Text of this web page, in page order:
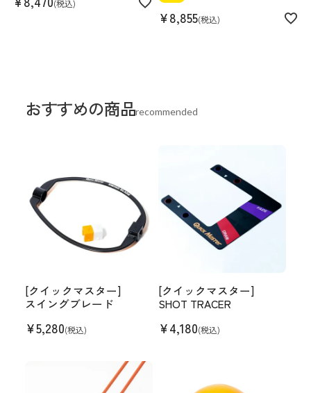
税込
¥8,855 税込
おすすめの商品recommended
[クイックマスター]
スイングブレード
¥5,280(税込)
[クイックマスター]
SHOT TRACER
¥4,180(税込)